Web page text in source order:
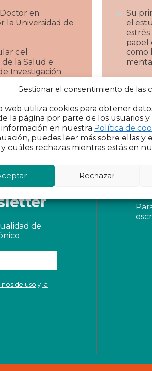
Gestionar el consentimiento de las
web utiliza cookies para obtener
la página por parte de los usuarios y
información en nuestra Política de
puedes leer más sobre ellas y
cuáles rechazas mientras estás en
Rechazar
en
la Universidad de
del
la Salud e
Investigación
y director del
en
Comportamiento
Navarra.
Su
el
estrés
papel
como
de
de uso y la